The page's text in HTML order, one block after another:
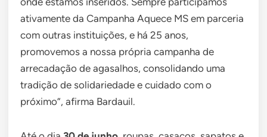
ativamente da Campanha Aquece MS em parceria
com outras instituições, e há 25 anos,
promovemos a nossa própria campanha de
arrecadação de agasalhos, consolidando uma
tradição de solidariedade e cuidado com o
próximo”, afirma Bardauil.